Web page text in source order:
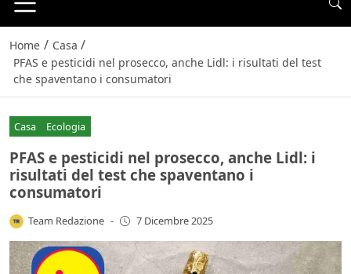
Home / Casa /
PFAS e pesticidi nel prosecco, anche Lidl: i risultati del test
che spaventano i consumatori
Casa Ecologia
PFAS e pesticidi nel prosecco, anche Lidl: i
risultati del test che spaventano i
consumatori
Team Redazione - 7 Dicembre 2025